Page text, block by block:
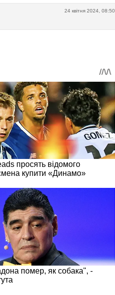
24 квітня 2024, 08:50